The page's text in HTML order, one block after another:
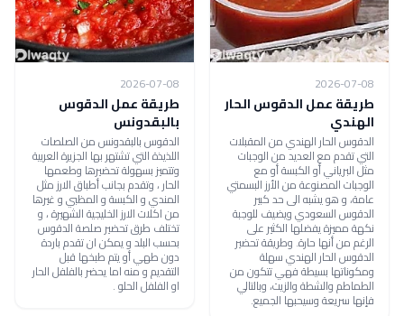
2026-07-08
طريقة عمل الدقوس الحار
الهندي
الدقوس الحار الهندي من المقبلات
التي تقدم مع العديد من الوجبات
مثل البرياني أو الكبسة أو مع
الوجبات المصنوعة من الأرز البسمتي
عامة، و هو يشبه الى حد كبير
الدقوس السعودي ويضيف للوجبة
نكهة مميزة يفضلها الكثير على
الرغم من أنها حارة. وطريقة تحضير
الدقوس الحار الهندي سهلة
ومكوناتها بسيطة فهي تتكون من
الطماطم والشطة والزيت، وبالتالي
فإنها سريعة وسيحبها الجميع.
2026-07-08
طريقة عمل الدقوس
بالبقدونس
الدقوس بالبقدونس من الصلصات
اللذيذة التي تشتهر بها الجزيرة العربية
وتتميز بسهولة تحضيرها وطعمها
الحار ، وتقدم بجانب أطباق الارز مثل
المندي و الكبسة و المظبي و غيرها
من اكلات الارز الخليجية الشهيرة ، و
تختلف طرق تحضير صلصة الدقوس
بحسب البلد و يمكن ان تقدم باردة
دون طهي أو يتم طبخها قبل
التقديم و منه اما يحضر بالفلفل الحار
او الفلفل الحلو .